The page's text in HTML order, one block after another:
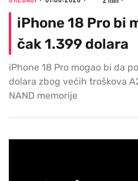
iPhone 18 Pro bi
čak 1.399 dolara
iPhone 18 Pro mogao bi da
dolara zbog većih troškova
NAND memorije